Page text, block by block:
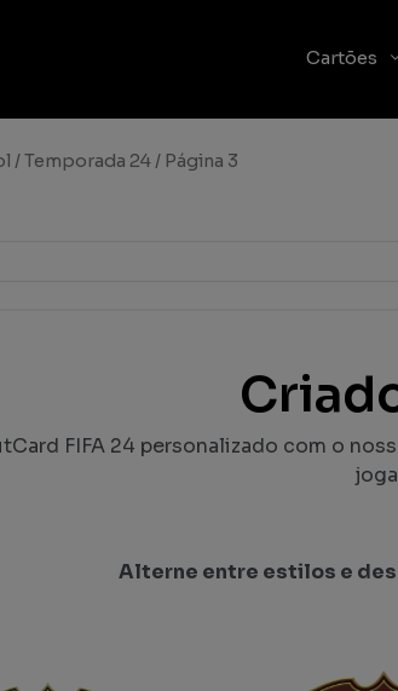
Cartões
/Temporada 24 / Página 3
FIFA 24 personalizado com o
Alterne entre estilos e